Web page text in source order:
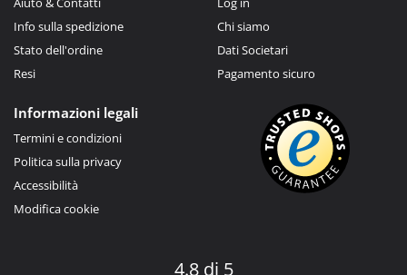
Info sulla spedizione
Stato dell'ordine
Resi
Chi siamo
Dati Societari
Pagamento sicuro
Informazioni legali
Termini e condizioni
Politica sulla privacy
Accessibilità
Modifica cookie
4.8 di 5